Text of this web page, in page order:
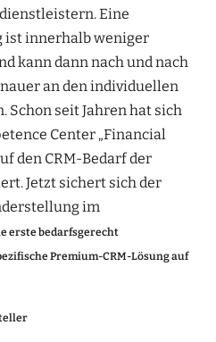
Eine
ist innerhalb weniger
kann dann nach und nach
an den individuellen
Schon seit Jahren hat sich
Center „Financial
den CRM-Bedarf der
Jetzt sichert sich der
im
erste bedarfsgerecht
Premium-CRM-Lösung auf